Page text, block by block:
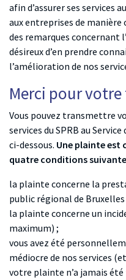
afin d’assurer ses services
aux entreprises de manière
des remarques concernant
désireux d’en prendre
l’amélioration de nos
Merci pour
Vous pouvez transmettre
services du SPRB au
ci-dessous. Une plainte est
quatre conditions
la plainte concerne la
public régional de
la plainte concerne un
maximum) ;
vous avez été
médiocre de nos services
votre plainte n’a jamais